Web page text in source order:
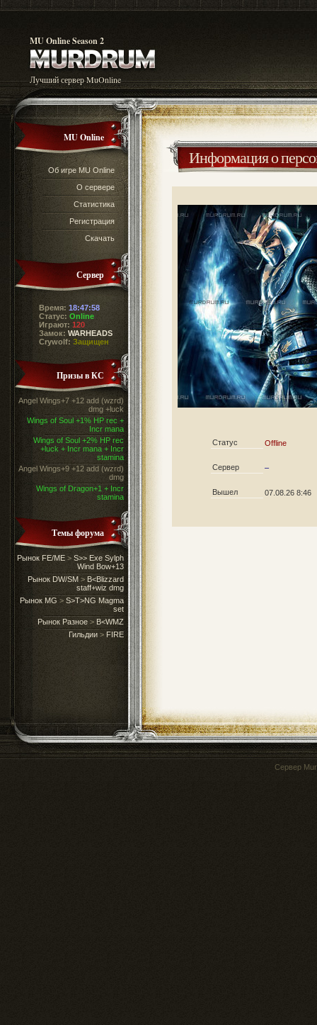
MU Online Season 2
Лучший сервер MuOnline
MU Online
Об игре MU Online
О сервере
Статистика
Регистрация
Скачать
Сервер
Время: 18:47:58
Статус: Online
Играют: 120
Замок: WARHEADS
Crywolf: Защищен
Призы в КС
Angel Wings+7 +12 add (wzrd)
dmg +luck
Wings of Soul +1% HP rec +
Incr mana
Wings of Soul +2% HP rec
+luck + Incr mana + Incr
stamina
Angel Wings+9 +12 add (wzrd)
dmg
Wings of Dragon+1 + Incr
stamina
Темы форума
Рынок FE/ME > S>> Exe Sylph
Wind Bow+13
Рынок DW/SM > B<Blizzard
staff+wiz dmg
Рынок MG > S>T>NG Magma
set
Рынок Разное > B<WMZ
Гильдии > FIRE
Информация о
Статус Offline
Сервер –
Вышел 07.08.26 8:46
Сервер